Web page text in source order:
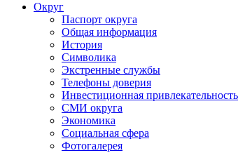
Округ
Паспорт округа
Общая информация
История
Символика
Экстренные службы
Телефоны доверия
Инвестиционная привлекательность
СМИ округа
Экономика
Социальная сфера
Фотогалерея